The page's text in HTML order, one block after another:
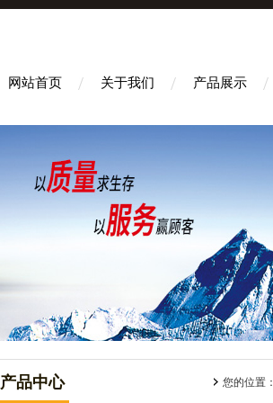
网站首页 关于我们 产品展示
产品中心 您的位置：